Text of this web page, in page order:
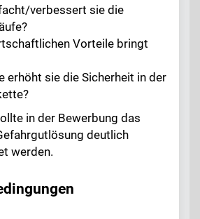
verbessert sie die
Vorteile bringt
erhöht sie die Sicherheit in der
in der Bewerbung das
deutlich
werden.